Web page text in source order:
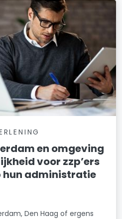
en omgeving
voor zzp’ers
hun administratie
Den Haag of ergens